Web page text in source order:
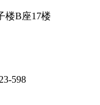
楼B座17楼
598